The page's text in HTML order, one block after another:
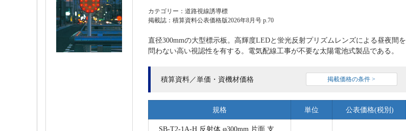
カテゴリー：道路視線誘導標
掲載誌：積算資料公表価格版2026年8月号 p.70
直径300mmの大型標示板。高輝度LEDと蛍光反射プリズムレンズによる昼夜間を
問わない高い視認性を有する。電気配線工事が不要な太陽電池式製品である。
積算資料／単価・資機材価格 掲載価格の条件 >
規格 単位 公表価格(税別)
SB-T2-1A-H 反射体 φ300mm 片面 支